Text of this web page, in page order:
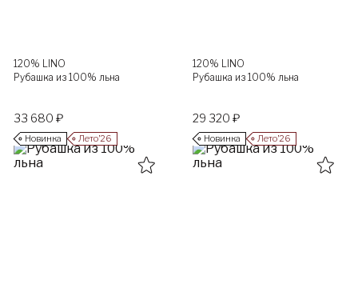
120% LINO
Рубашка из 100% льна
33 680 ₽
Новинка Лето’26
120% LINO
Рубашка из 100% льна
29 320 ₽
Новинка Лето’26